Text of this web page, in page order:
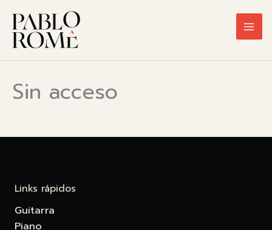
contenido
Sin acceso
Links rápidos
Guitarra
Piano